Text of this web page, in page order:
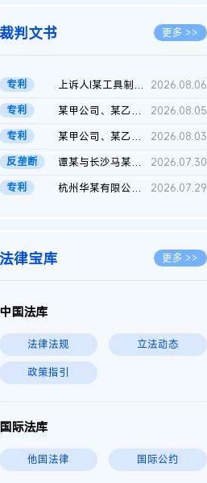
裁判文书 更多 >>
专利 上诉人I某工具制品有限公司与被上诉人程某及一审被告中华人民共和...
2026.08.06
专利
某甲公司、某乙公司、某丙公司申请诉前行为保全复议裁定书
2026.08.05
专利
某甲公司、某乙公司、官某与某丙公司专利申请权权属纠纷 二审判决...
2026.08.03
反垄断
谭某与长沙马某堆农产品股份有限公司滥用市场支配地位纠纷二审裁...
2026.07.30
专利
杭州华某有限公司与菲某有限公司侵害发明专利权纠纷 2026.07.29
法律宝库 更多 >>
中国法库
法律法规 立法动态
政策指引
国际法库
他国法律 国际公约